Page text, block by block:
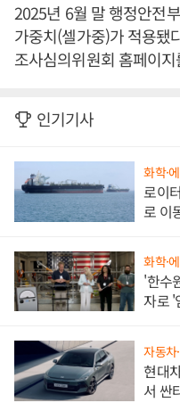
2025년 6월 말 행정안전
가중치(셀가중)가 적용됐
조사심의위원회 홈페이
인기기사
화학·
로이
로 이
화학·
'한수
자로 '
자동차
현대
서 싼